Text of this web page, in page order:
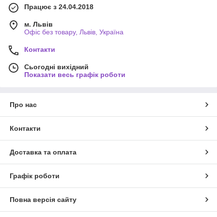
Працює з 24.04.2018
м. Львів
Офіс без товару, Львів, Україна
Контакти
Сьогодні вихідний
Показати весь графік роботи
Про нас
Контакти
Доставка та оплата
Графік роботи
Повна версія сайту